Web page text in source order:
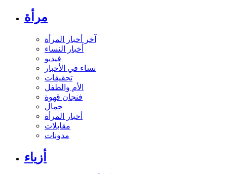
مرأة
آخر أخبار المرأة
أخبار النساء
فيديو
نساء في الأخبار
تحقيقات
الأم والطفل
فنجان قهوة
جمال
أخبار المرأة
مقابلات
مدونات
أزياء